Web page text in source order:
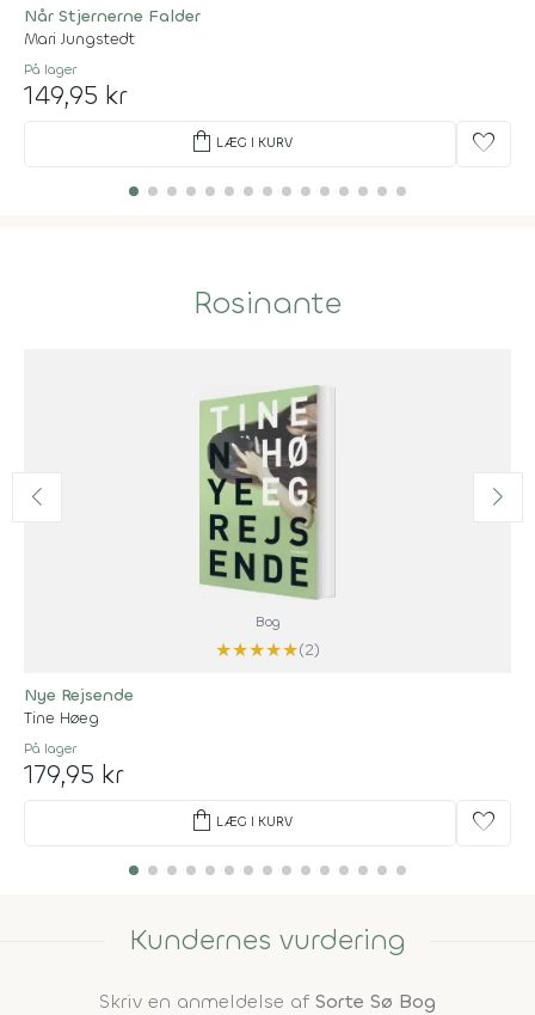
Når Stjernerne Falder
Mari Jungstedt
På lager
149,95 kr
shopping_bag LÆG I KURV favorite
Rosinante
Bog
★★★★★(2)
Nye Rejsende
Tine Høeg
På lager
179,95 kr
shopping_bag LÆG I KURV favorite
Kundernes vurdering
Skriv en anmeldelse af Sorte Sø Bog